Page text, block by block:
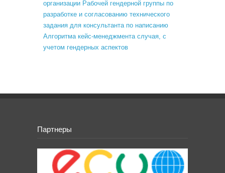
организации Рабочей гендерной группы по
разработке и согласованию технического
задания для консультанта по написанию
Алгоритма кейс-менеджмента случая, с
учетом гендерных аспектов
Партнеры